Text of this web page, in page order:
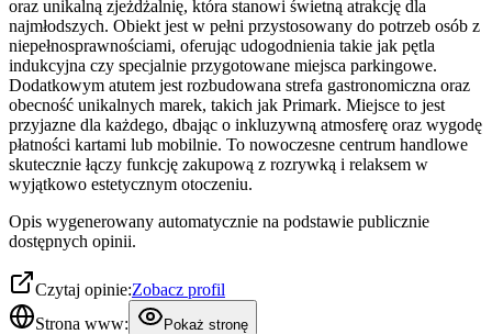
oraz unikalną zjeżdżalnię, która stanowi świetną atrakcję dla
najmłodszych. Obiekt jest w pełni przystosowany do potrzeb osób z
niepełnosprawnościami, oferując udogodnienia takie jak pętla
indukcyjna czy specjalnie przygotowane miejsca parkingowe.
Dodatkowym atutem jest rozbudowana strefa gastronomiczna oraz
obecność unikalnych marek, takich jak Primark. Miejsce to jest
przyjazne dla każdego, dbając o inkluzywną atmosferę oraz wygodę
płatności kartami lub mobilnie. To nowoczesne centrum handlowe
skutecznie łączy funkcję zakupową z rozrywką i relaksem w
wyjątkowo estetycznym otoczeniu.
Opis wygenerowany automatycznie na podstawie publicznie
dostępnych opinii.
Czytaj opinie:Zobacz profil
Strona www:
Pokaż stronę